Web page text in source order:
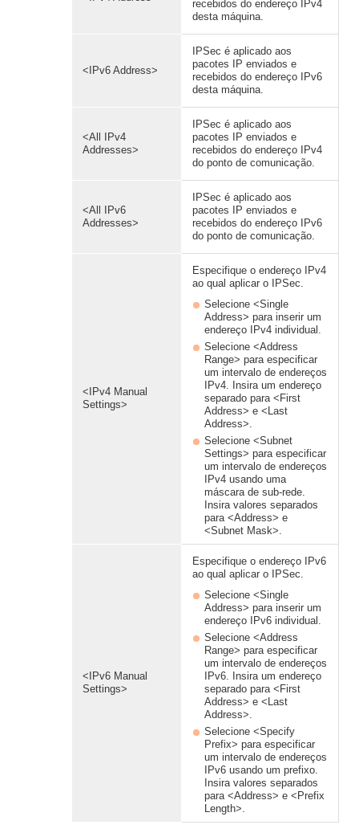
recebidos do endereço IPv4
desta máquina.
<IPv6 Address>
IPSec é aplicado aos
pacotes IP enviados e
recebidos do endereço IPv6
desta máquina.
<All IPv4
Addresses>
IPSec é aplicado aos
pacotes IP enviados e
recebidos do endereço IPv4
do ponto de comunicação.
<All IPv6
Addresses>
IPSec é aplicado aos
pacotes IP enviados e
recebidos do endereço IPv6
do ponto de comunicação.
<IPv4 Manual
Settings>
Especifique o endereço IPv4
ao qual aplicar o IPSec.
Selecione <Single
Address> para inserir um
endereço IPv4 individual.
Selecione <Address
Range> para especificar
um intervalo de endereços
IPv4. Insira um endereço
separado para <First
Address> e <Last
Address>.
Selecione <Subnet
Settings> para especificar
um intervalo de endereços
IPv4 usando uma
máscara de sub-rede.
Insira valores separados
para <Address> e
<Subnet Mask>.
<IPv6 Manual
Settings>
Especifique o endereço IPv6
ao qual aplicar o IPSec.
Selecione <Single
Address> para inserir um
endereço IPv6 individual.
Selecione <Address
Range> para especificar
um intervalo de endereços
IPv6. Insira um endereço
separado para <First
Address> e <Last
Address>.
Selecione <Specify
Prefix> para especificar
um intervalo de endereços
IPv6 usando um prefixo.
Insira valores separados
para <Address> e <Prefix
Length>.